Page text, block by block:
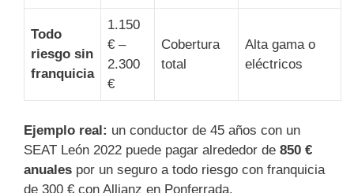
Todo
riesgo sin
franquicia
1.150
€ –
2.300
€
Cobertura
total
Alta gama o
eléctricos
Ejemplo real: un conductor de 45 años con un
SEAT León 2022 puede pagar alrededor de 850 €
anuales por un seguro a todo riesgo con franquicia
de 300 € con Allianz en Ponferrada.